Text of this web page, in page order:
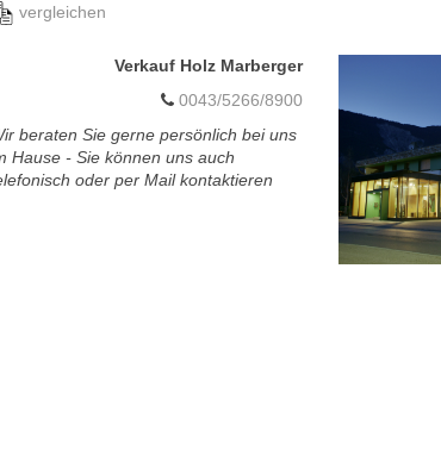
vergleichen
Verkauf Holz Marberger
0043/5266/8900
beraten Sie gerne persönlich bei uns
Hause - Sie können uns auch
oder per Mail kontaktieren